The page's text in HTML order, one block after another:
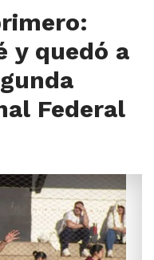
y quedó a
Federal